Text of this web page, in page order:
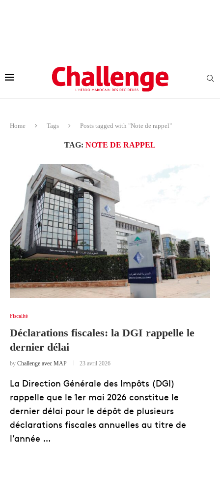
Home Tags Posts tagged with "Note de rappel"
TAG: NOTE DE RAPPEL
Fiscalité
Déclarations fiscales: la DGI rappelle le
dernier délai
by Challenge avec MAP 23 avril 2026
La Direction Générale des Impôts (DGI)
rappelle que le 1er mai 2026 constitue le
dernier délai pour le dépôt de plusieurs
déclarations fiscales annuelles au titre de
l’année …